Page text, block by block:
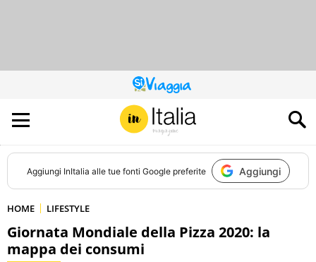
QUESTO
SITO
CONTRIBUISCE
ALL’AUDIENCE
DI
Aggiungi InItalia alle tue fonti Google preferite Aggiungi
HOME LIFESTYLE
Giornata Mondiale della Pizza 2020: la
mappa dei consumi